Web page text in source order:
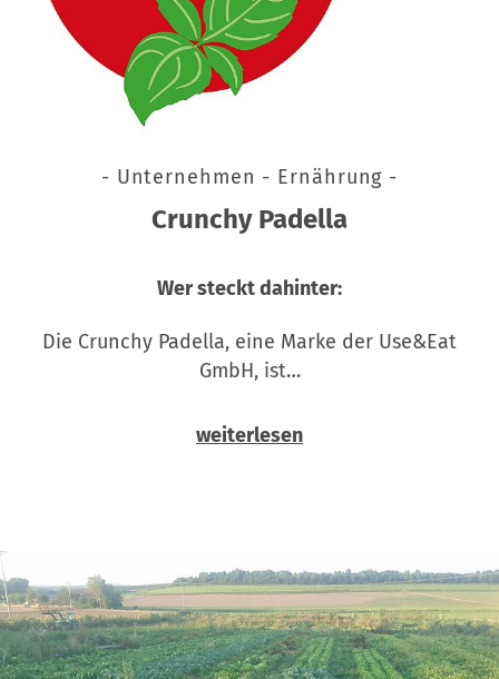
- Unternehmen - Ernährung -
Crunchy Padella
Wer steckt dahinter:
Die Crunchy Padella, eine Marke der Use&Eat
GmbH, ist…
weiterlesen